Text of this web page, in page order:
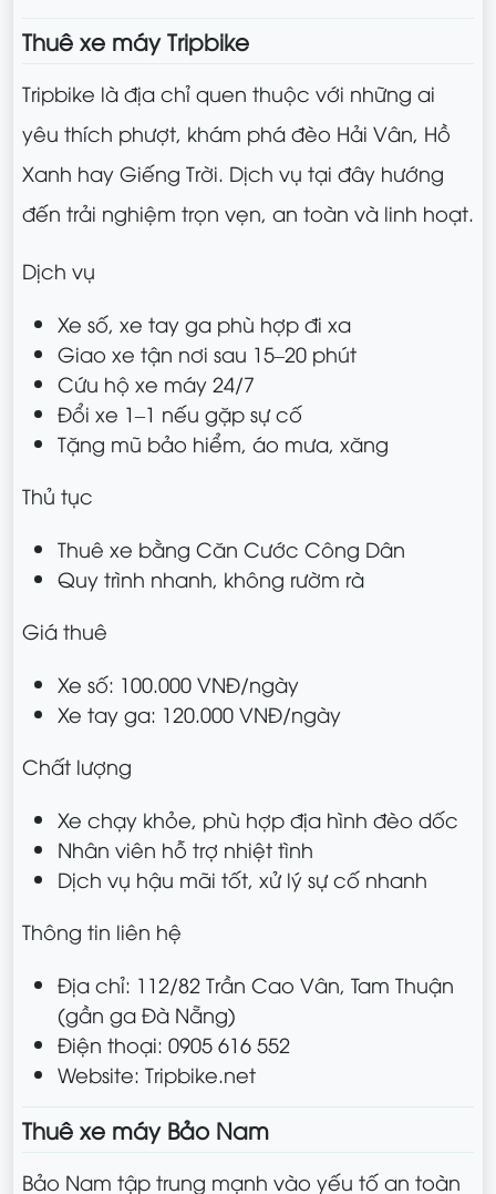
Thuê xe máy Tripbike
Tripbike là địa chỉ quen thuộc với những ai
yêu thích phượt, khám phá đèo Hải Vân, Hồ
Xanh hay Giếng Trời. Dịch vụ tại đây hướng
đến trải nghiệm trọn vẹn, an toàn và linh hoạt.
Dịch vụ
Xe số, xe tay ga phù hợp đi xa
Giao xe tận nơi sau 15–20 phút
Cứu hộ xe máy 24/7
Đổi xe 1–1 nếu gặp sự cố
Tặng mũ bảo hiểm, áo mưa, xăng
Thủ tục
Thuê xe bằng Căn Cước Công Dân
Quy trình nhanh, không rườm rà
Giá thuê
Xe số: 100.000 VNĐ/ngày
Xe tay ga: 120.000 VNĐ/ngày
Chất lượng
Xe chạy khỏe, phù hợp địa hình đèo dốc
Nhân viên hỗ trợ nhiệt tình
Dịch vụ hậu mãi tốt, xử lý sự cố nhanh
Thông tin liên hệ
Địa chỉ: 112/82 Trần Cao Vân, Tam Thuận
(gần ga Đà Nẵng)
Điện thoại: 0905 616 552
Website: Tripbike.net
Thuê xe máy Bảo Nam
Bảo Nam tập trung mạnh vào yếu tố an toàn